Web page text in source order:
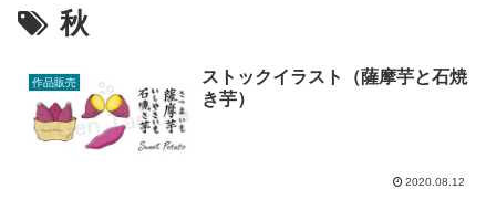
秋
作品販売
ストックイラスト（薩摩芋と石焼
き芋）
2020.08.12